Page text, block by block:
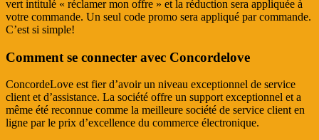
vert intitulé « réclamer mon offre » et la réduction sera appliquée à
votre commande. Un seul code promo sera appliqué par commande.
C’est si simple!
Comment se connecter avec Concordelove
ConcordeLove est fier d’avoir un niveau exceptionnel de service
client et d’assistance. La société offre un support exceptionnel et a
même été reconnue comme la meilleure société de service client en
ligne par le prix d’excellence du commerce électronique.